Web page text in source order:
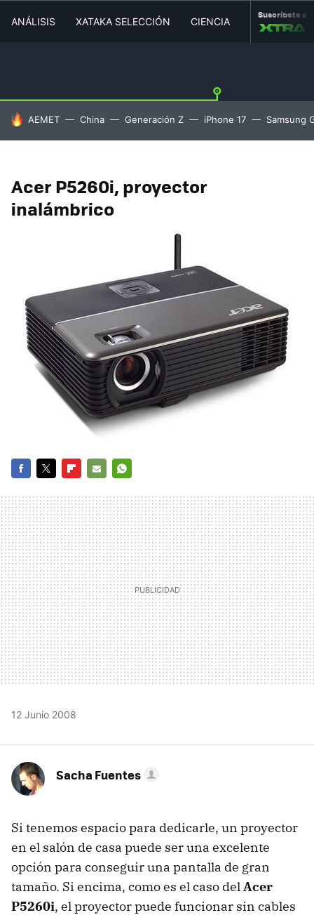
ANÁLISIS XATAKA SELECCIÓN CIENCIA MOVILIDAD
Suscríbete a
HOY SE HABLA DE
AEMET China Generación Z iPhone 17 Samsung
Acer P5260i, proyector
inalámbrico
MAIL
12 Junio 2008
Sacha Fuentes
Si tenemos espacio para dedicarle, un proyector
en el salón de casa puede ser una excelente
opción para conseguir una pantalla de gran
tamaño. Si encima, como es el caso delAcer
P5260i, el proyector puede funcionar sin cables